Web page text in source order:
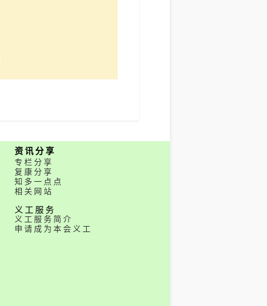
资讯分享
专栏分享
复康分享
知多一点点
相关网站
义工服务
义工服务简介
申请成为本会义工